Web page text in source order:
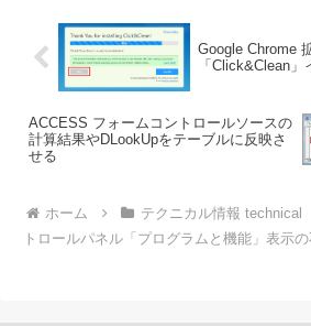
Google Chrome
「Click&Clean
ACCESS フォームコントロールソースの
計算結果やDLookUpをテーブルに反映さ
せる
ホーム テクニカル情報 technical
トロールパネル「プログラムと機能」表示